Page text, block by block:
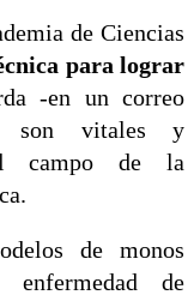
de Ciencias
para lograr
-en un correo
son vitales y
campo de la
de monos
de